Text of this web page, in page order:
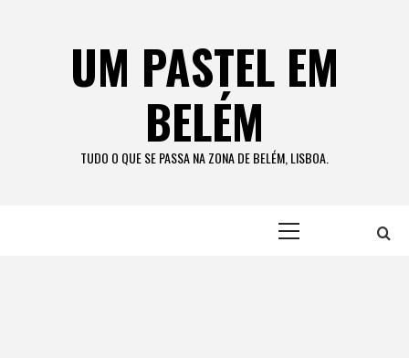
UM PASTEL EM
BELÉM
TUDO O QUE SE PASSA NA ZONA DE BELÉM, LISBOA.